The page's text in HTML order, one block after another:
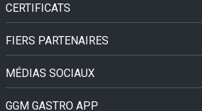
CERTIFICATS
FIERS PARTENAIRES
MÉDIAS SOCIAUX
GGM GASTRO APP